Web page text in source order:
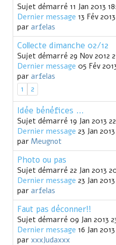
Sujet démarré 11 Jan 2013
Dernier message 13 Fév
par arfelas
Collecte dimanche 02/12
Sujet démarré 29 Nov 2012
Dernier message 05 Fév
par arfelas
1
2
Idée bénéfices ...
Sujet démarré 19 Jan 2013
Dernier message 23 Jan
par Meugnot
Photo ou pas
Sujet démarré 22 Jan 2013
Dernier message 23 Jan
par arfelas
Faut pas déconner!!
Sujet démarré 09 Jan 2013
Dernier message 16 Jan
par xxxJudaxxx